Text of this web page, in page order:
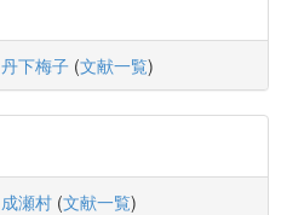
丹下梅子 (文献一覧)
成瀬村 (文献一覧)